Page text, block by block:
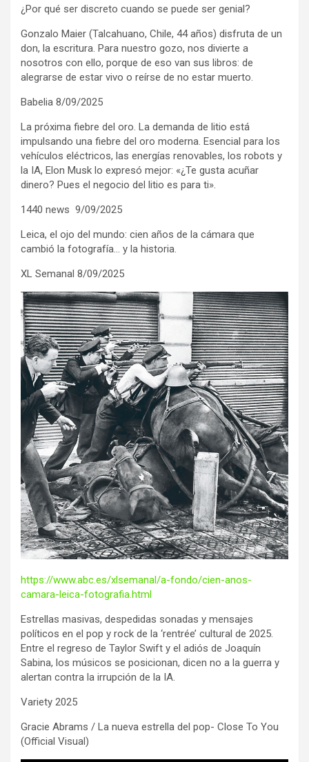
¿Por qué ser discreto cuando se puede ser genial?
Gonzalo Maier (Talcahuano, Chile, 44 años) disfruta de un
don, la escritura. Para nuestro gozo, nos divierte a
nosotros con ello, porque de eso van sus libros: de
alegrarse de estar vivo o reírse de no estar muerto.
Babelia 8/09/2025
La próxima fiebre del oro. La demanda de litio está
impulsando una fiebre del oro moderna. Esencial para los
vehículos eléctricos, las energías renovables, los robots y
la IA, Elon Musk lo expresó mejor: «¿Te gusta acuñar
dinero? Pues el negocio del litio es para ti».
1440 news 9/09/2025
Leica, el ojo del mundo: cien años de la cámara que
cambió la fotografía… y la historia.
XL Semanal 8/09/2025
https://www.abc.es/xlsemanal/a-fondo/cien-anos-
camara-leica-fotografia.html
Estrellas masivas, despedidas sonadas y mensajes
políticos en el pop y rock de la ‘rentrée’ cultural de 2025.
Entre el regreso de Taylor Swift y el adiós de Joaquín
Sabina, los músicos se posicionan, dicen no a la guerra y
alertan contra la irrupción de la IA.
Variety 2025
Gracie Abrams / La nueva estrella del pop- Close To You
(Official Visual)